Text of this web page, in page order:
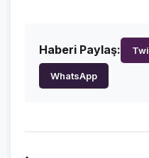
Haberi Paylaş:
WhatsApp